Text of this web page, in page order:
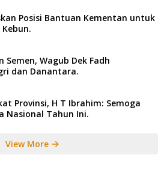
Posisi Bantuan Kementan untuk
Wagub Dek Fadh
dan Danantara.
Provinsi, H T Ibrahim: Semoga
Nasional Tahun Ini.
View More